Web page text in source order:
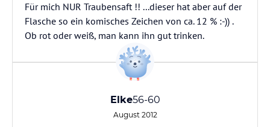
Für mich NUR Traubensaft !! ...dieser hat aber auf der
Flasche so ein komisches Zeichen von ca. 12 % :-)) .
Ob rot oder weiß, man kann ihn gut trinken.
Elke56-60
August 2012